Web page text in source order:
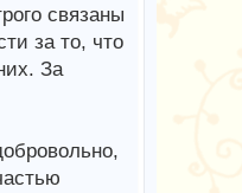
связаны
за то, что
За